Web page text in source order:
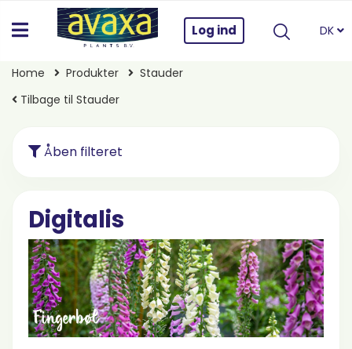
Log ind DK
Home Produkter
Stauder
Tilbage til Stauder
Åben filteret
Digitalis